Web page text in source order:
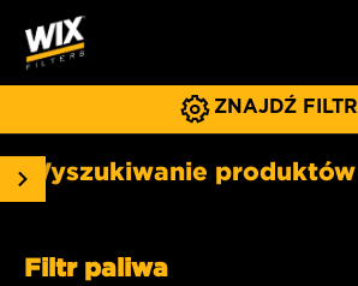
ZNAJDŹ FILTR
Wyszukiwanie produktów
Filtr paliwa